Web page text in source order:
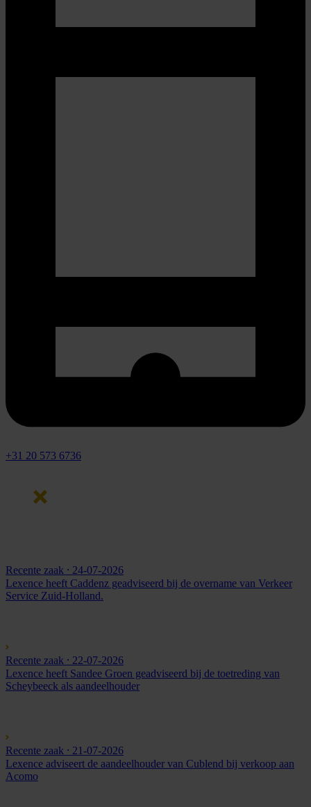
+31 20 573 6736
Recente zaak ⸱ 24-07-2026
Lexence heeft Caddenz geadviseerd bij de overname van Verkeer
Service Zuid-Holland.
Recente zaak ⸱ 22-07-2026
Lexence heeft Sandee Groen geadviseerd bij de toetreding van
Scheybeeck als aandeelhouder
Recente zaak ⸱ 21-07-2026
Lexence adviseert de aandeelhouder van Cublend bij verkoop aan
Acomo